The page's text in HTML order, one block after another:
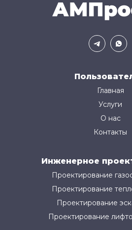
Главная
Услуги
О нас
Контакты
Инженерное
Проектирование
Проектирование
Проектирование
Проектирование